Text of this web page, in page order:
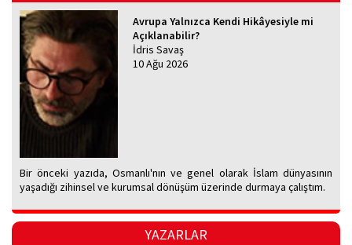
Avrupa Yalnızca Kendi Hikâyesiyle mi
Açıklanabilir?
İdris Savaş
10 Ağu 2026
Bir önceki yazıda, Osmanlı'nın ve genel olarak İslam dünyasının
yaşadığı zihinsel ve kurumsal dönüşüm üzerinde durmaya çalıştım.
YAZARLAR